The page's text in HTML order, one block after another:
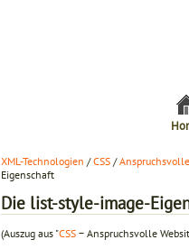
XML-Technologien /CSS /
Eigenschaft
Die list-style-image-
(Auszug aus "CSS − Anspruchsvolle